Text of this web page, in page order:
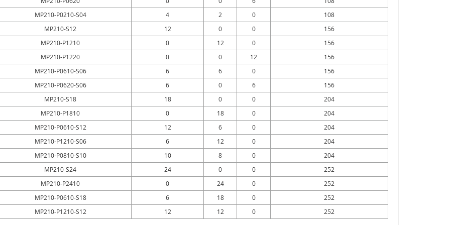
MP210-P0210-S04
4 2 0
108
MP210-S12
12 0 0
156
MP210-P1210
0 12 0
156
MP210-P1220
0 0 12
156
MP210-P0610-S06
6 6 0
156
MP210-P0620-S06
6 0 6
156
MP210-S18
18 0 0
204
MP210-P1810
0 18 0
204
MP210-P0610-S12
12 6 0
204
MP210-P1210-S06
6 12 0
204
MP210-P0810-S10
10 8 0
204
MP210-S24
24 0 0
252
MP210-P2410
0 24 0
252
MP210-P0610-S18
6 18 0
252
MP210-P1210-S12
12 12 0 252